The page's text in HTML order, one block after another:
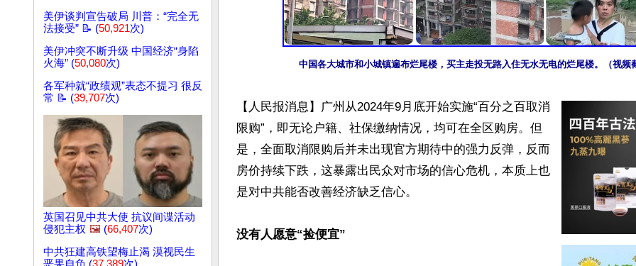
美伊谈判宣告破局 川普：“完全无
法接受” 📝 (50,921次)
美伊冲突不断升级 中国经济“身陷
火海” (50,080次)
各军种就“政绩观”表态不提习 很反
常 📝 (39,707次)
英国召见中共大使 抗议间谍活动
侵犯主权 🖼️ (66,407次)
中共狂建高铁望梅止渴 漠视民生
中国各大城市和小城镇遍布烂尾楼，买主走投无路入住无水无电的烂尾楼。（视频
【人民报消息】广州从2024年9月底开始实施“百分之百取消
限购”，即无论户籍、社保缴纳情况，均可在全区购房。但
是，全面取消限购后并未出现官方期待中的强力反弹，反而
房价持续下跌，这暴露出民众对市场的信心危机，本质上也
是对中共能否改善经济缺乏信心。
没有人愿意“捡便宜”